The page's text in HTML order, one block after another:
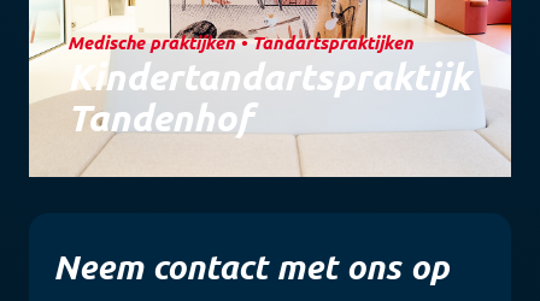
Medische praktijken•Tandartspraktijken
Kindertandartspraktijk
Tandenhof
Neem contact met ons op